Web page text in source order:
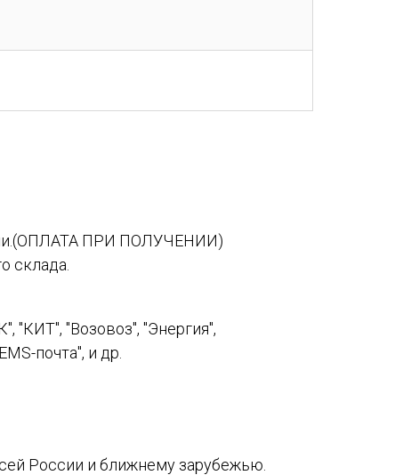
ПРИ ПОЛУЧЕНИИ)
склада.
"КИТ", "Возовоз", "Энергия",
почта", и др.
России и ближнему зарубежью.